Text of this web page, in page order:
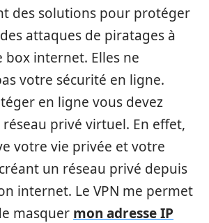
des solutions pour protéger
attaques de piratages à
internet. Elles ne
votre sécurité en ligne.
en ligne vous devez
privé virtuel. En effet,
votre vie privée et votre
un réseau privé depuis
internet. Le VPN me permet
masquer mon adresse IP